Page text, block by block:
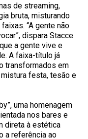
de streaming,
bruta, misturando
“A gente não
dispara Stacce.
a gente vive e
A faixa-título já
transformados em
festa, tesão e
uma homenagem
nos bares e
direta à estética
a referência ao